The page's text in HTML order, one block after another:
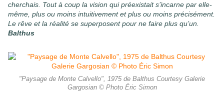
cherchais. Tout à coup la vision qui préexistait s’incarne par elle-
même, plus ou moins intuitivement et plus ou moins précisément.
Le rêve et la réalité se superposent pour ne faire plus qu’un.
Balthus
"Paysage de Monte Calvello", 1975 de Balthus Courtesy Galerie
Gargosian © Photo Éric Simon